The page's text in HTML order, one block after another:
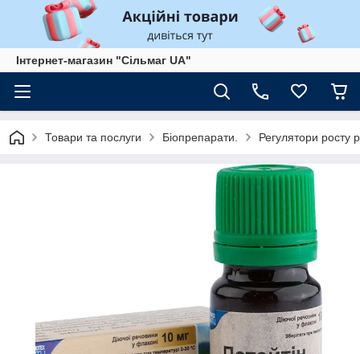
Інтернет-магазин "Сільмаг UA"
Товари та послуги Біопрепарати. Регулятори росту